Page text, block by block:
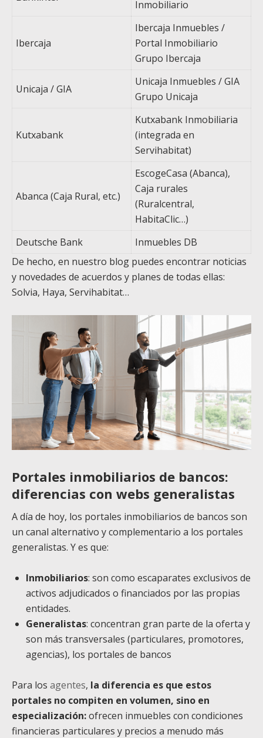
Inmobiliario
Ibercaja
Ibercaja Inmuebles /
Portal Inmobiliario
Grupo Ibercaja
Unicaja / GIA
Unicaja Inmuebles / GIA
Grupo Unicaja
Kutxabank
Kutxabank Inmobiliaria
(integrada en
Servihabitat)
Abanca (Caja Rural, etc.)
EscogeCasa (Abanca),
Caja rurales
(Ruralcentral,
HabitaClic…)
Deutsche Bank
Inmuebles DB
De hecho, en nuestro blog puedes encontrar noticias
y novedades de acuerdos y planes de todas ellas:
Solvia, Haya, Servihabitat…
Portales inmobiliarios de bancos:
diferencias con webs generalistas
A día de hoy, los portales inmobiliarios de bancos son
un canal alternativo y complementario a los portales
generalistas. Y es que:
Inmobiliarios: son como escaparates exclusivos de
activos adjudicados o financiados por las propias
entidades.
Generalistas: concentran gran parte de la oferta y
son más transversales (particulares, promotores,
agencias), los portales de bancos
Para los agentes, la diferencia es que estos
portales no compiten en volumen, sino en
especialización:ofrecen inmuebles con condiciones
financieras particulares y precios a menudo más